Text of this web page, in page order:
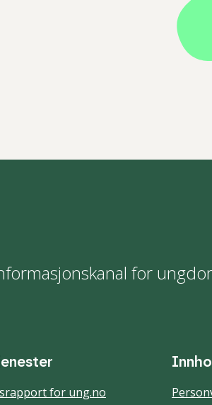
for
for ung.no